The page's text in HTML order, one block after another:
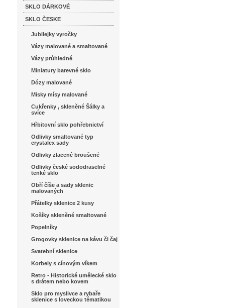
SKLO DÁRKOVÉ
SKLO ČESKE
Jubilejky vyročky
Vázy malované a smaltované
Vázy průhledné
Miniatury barevné sklo
Dózy malované
Misky mísy malované
Cukřenky , skleněné Šálky a
svíce
Hřbitovní sklo pohřebnictví
Odlivky smaltované typ
crystalex sady
Odlivky zlacené broušené
Odlivky české sododraselné
tenké sklo
Obří číše a sady sklenic
malovaných
Přátelky sklenice 2 kusy
Košíky skleněné smaltované
Popelníky
Grogovky sklenice na kávu či čaj
Svatební sklenice
Korbely s cínovým víkem
Retro - Historické umělecké sklo
s drátem nebo kovem
Sklo pro myslivce a rybaře
sklenice s loveckou tématikou